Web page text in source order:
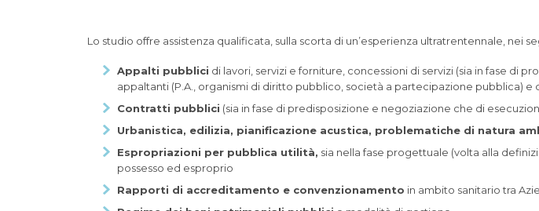
Lo studio offre assistenza qualificata, sulla scorta di un’esperienza ultratrentennale, nei
Appalti pubblici di lavori, servizi e forniture, concessioni di servizi (sia in fase di
appaltanti (P.A., organismi di diritto pubblico, società a partecipazione pubblica)
Contratti pubblici (sia in fase di predisposizione e negoziazione che di
Urbanistica, edilizia, pianificazione acustica, problematiche di natura
Espropriazioni per pubblica utilità, sia nella fase progettuale (volta alla
possesso ed esproprio
Rapporti di accreditamento e convenzionamento in ambito sanitario tra